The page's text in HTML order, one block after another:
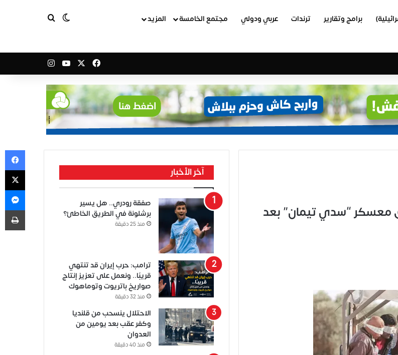
برامج وتقارير ترندات عربي ودولي مجتمع الخامسة المزيد الوضع المظلم
بحث عن
فيسبوك‫YouTube
انستقرام
معسكر “سدي تيمان” بعد
آخر الأخبار
صفقة رودري.. هل يسير
برشلونة في الطريق الخاطئ؟
منذ 25 دقيقة
ترامب: حرب إيران قد تنتهي
قريبًا.. ونعمل على تعزيز إنتاج
صواريخ باتريوت وتوماهوك
منذ 32 دقيقة
الاحتلال ينسحب من قلنديا
وكفر عقب بعد يومين من
العدوان
منذ 40 دقيقة
‫X